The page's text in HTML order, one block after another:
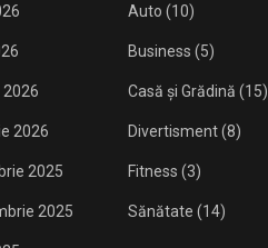
2026
2025
2025
Auto (10)
Business (5)
Casă și Grădină (15)
Divertisment(8)
Fitness (3)
Sănătate (14)